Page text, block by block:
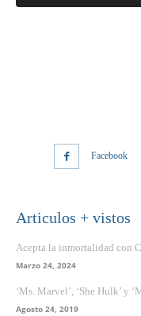
Facebook
Articulos + vistos
Acepta la inmortalidad con
Marzo 24, 2024
‘Ms. Marvel’, ‘She Hulk’ y
Agosto 24, 2019